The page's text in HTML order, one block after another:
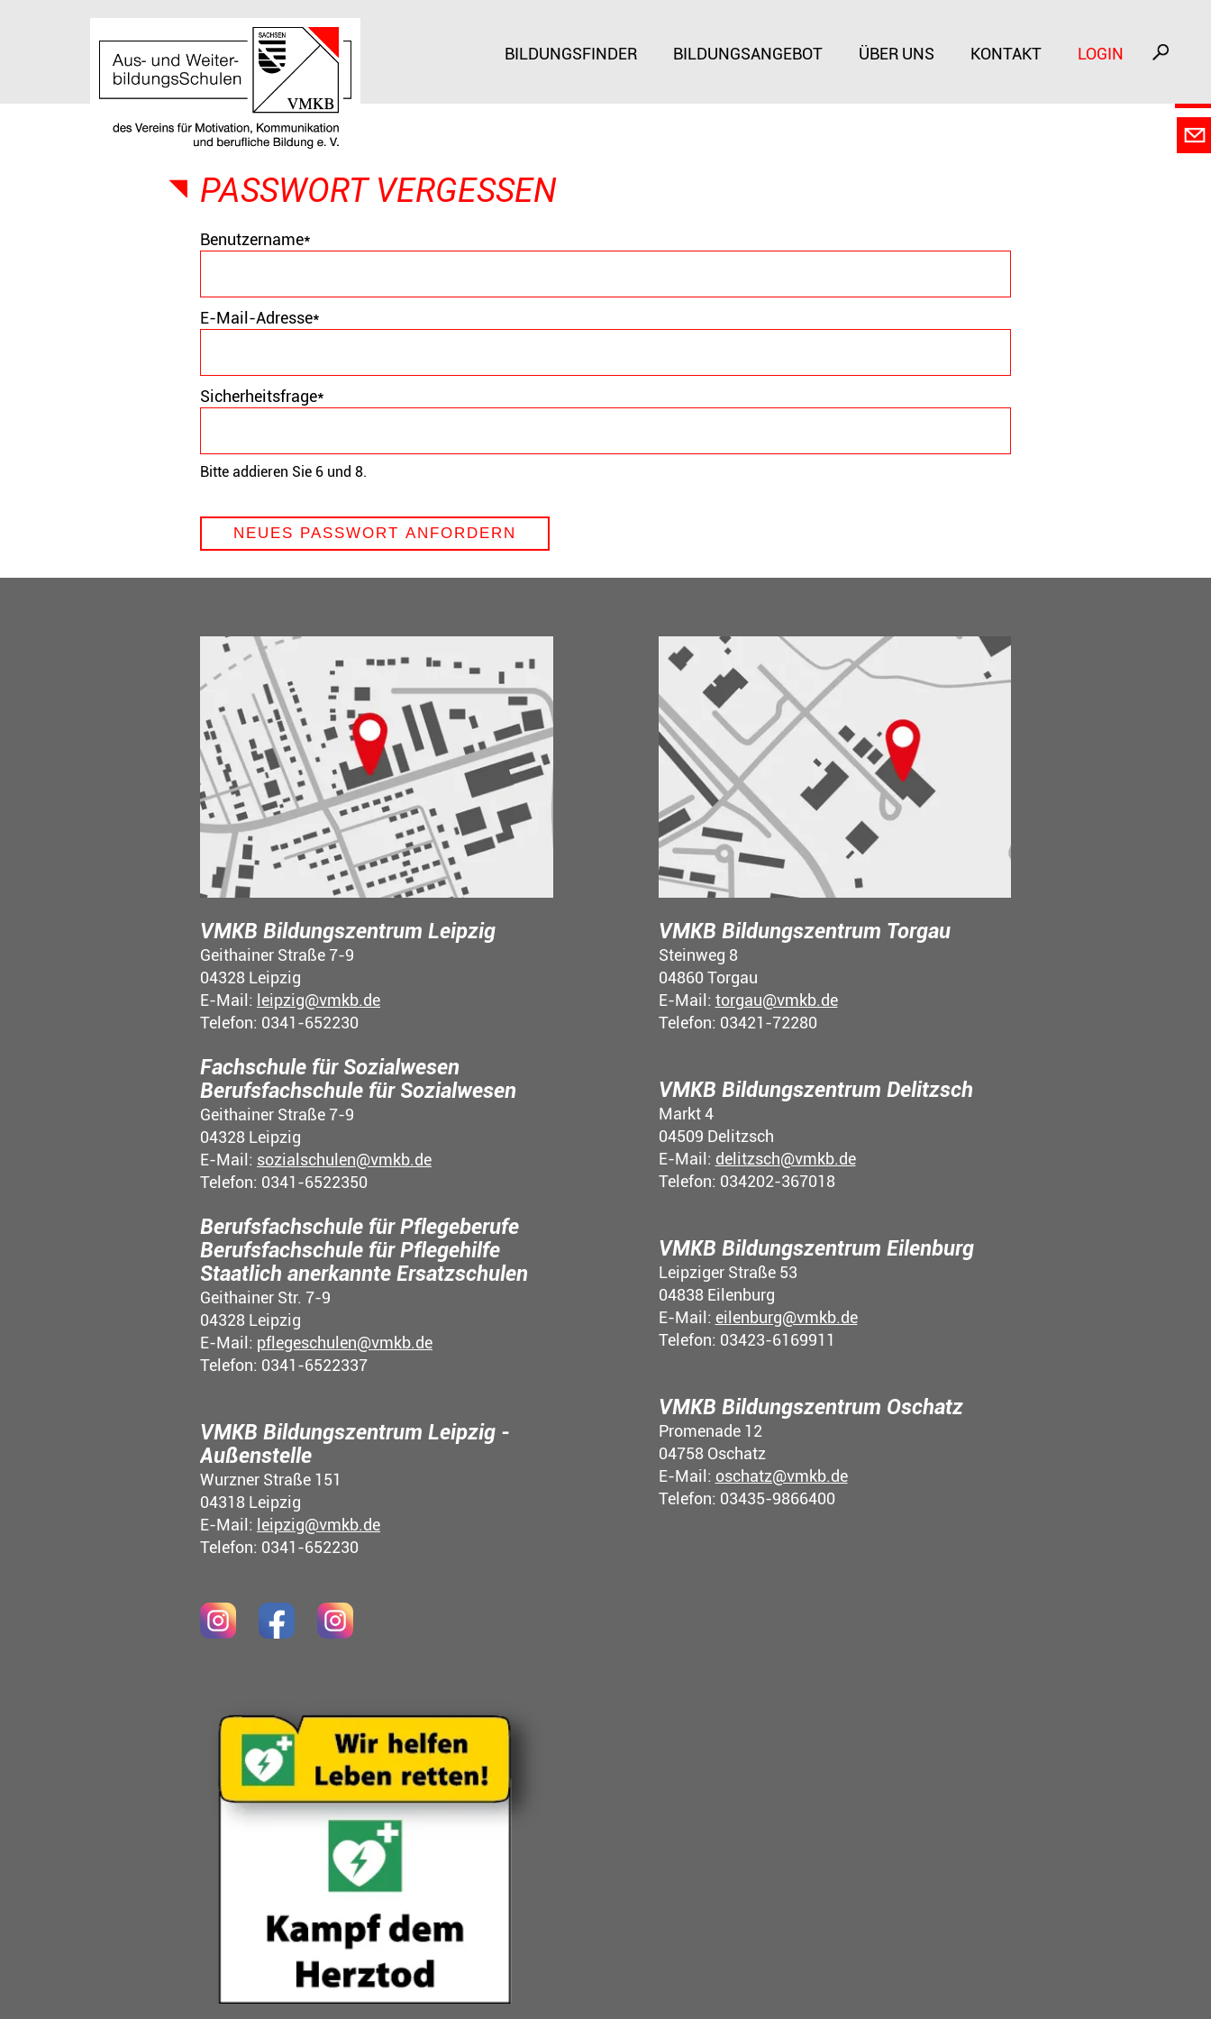
BILDUNGSFINDER BILDUNGSANGEBOT ÜBER UNS KONTAKT LOGIN
PASSWORT VERGESSEN
Pflichtfeld
Benutzername*
Pflichtfeld
E-Mail-Adresse*
Pflichtfeld
Sicherheitsfrage*
Bitte addieren Sie 6 und 8.
NEUES PASSWORT ANFORDERN
VMKB Bildungszentrum Leipzig
Geithainer Straße 7-9
04328 Leipzig
E-Mail: leipzig@vmkb.de
Telefon: 0341-652230
Fachschule für Sozialwesen
Berufsfachschule für Sozialwesen
Geithainer Straße 7-9
04328 Leipzig
E-Mail: sozialschulen@vmkb.de
Telefon: 0341-6522350
Berufsfachschule für Pflegeberufe
Berufsfachschule für Pflegehilfe
Staatlich anerkannte Ersatzschulen
Geithainer Str. 7-9
04328 Leipzig
E-Mail: pflegeschulen@vmkb.de
Telefon: 0341-6522337
VMKB Bildungszentrum Leipzig -
Außenstelle
Wurzner Straße 151
04318 Leipzig
E-Mail: leipzig@vmkb.de
Telefon: 0341-652230
VMKB Bildungszentrum Torgau
Steinweg 8
04860 Torgau
E-Mail: torgau@vmkb.de
Telefon: 03421-72280
VMKB Bildungszentrum Delitzsch
Markt 4
04509 Delitzsch
E-Mail: delitzsch@vmkb.de
Telefon: 034202-367018
VMKB Bildungszentrum Eilenburg
Leipziger Straße 53
04838 Eilenburg
E-Mail: eilenburg@vmkb.de
Telefon: 03423-6169911
VMKB Bildungszentrum Oschatz
Promenade 12
04758 Oschatz
E-Mail: oschatz@vmkb.de
Telefon: 03435-9866400